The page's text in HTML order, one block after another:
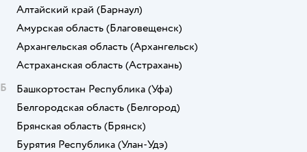
Алтайский край (Барнаул)
Амурская область (Благовещенск)
Архангельская область (Архангельск)
Астраханская область (Астрахань)
Б
Башкортостан Республика (Уфа)
Белгородская область (Белгород)
Брянская область (Брянск)
Бурятия Республика (Улан-Удэ)